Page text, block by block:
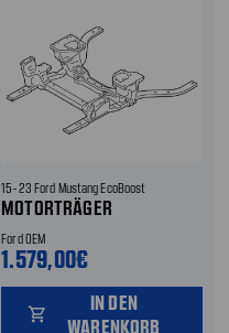
15-23 Ford Mustang EcoBoost
MOTORTRÄGER
Ford OEM
1.579,00€
shopping_cart
IN DEN
WARENKORB